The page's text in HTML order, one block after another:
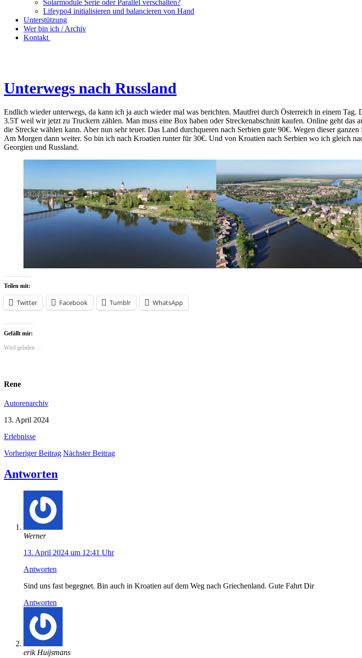
Solarmodule Serie oder Parallel verschalten?
Lifeypo4 initialisieren und balancieren von Hand
Unterstützung
Wer bin ich / Archiv
Kontakt
Unterwegs nach Russland
Endlich wieder unterwegs, da kann ich ja auch wieder mal was berichten. Mautfrei durch Österreich in einem
3.5T weil wir jetzt zu Truckern zählen. Man muss eine Box haben oder Streckenabschnitt kaufen. Online geht das
die Strecke wählen kann. Aber nun sehr teuer. Das Land durchqueren nach Serbien gute 90€. Wegen dieser
Am Morgen dann weiter. So bin ich nach Kroatien runter für 30€. Und von Kroatien nach Serbien wo ich gleich
Georgien und Russland.
Teilen mit:
Twitter Facebook Tumblr WhatsApp
Gefällt mir:
Wird geladen …
Rene
Autorenarchiv
13. April 2024
Erlebnisse
Vorheriger Beitrag Nächster Beitrag
Antworten
Werner
13. April 2024 um 12:41 Uhr
Antworten
Sind uns fast begegnet. Bin auch in Kroatien auf dem Weg nach Griechenland. Gute Fahrt Dir
Antworten
erik Huijsmans